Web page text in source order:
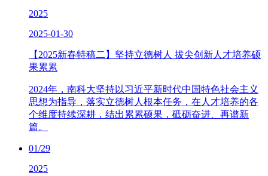
2025
2025-01-30
【2025新春特稿二】坚持立德树人 拔尖创新人才培养硕
果累累
2024年，南科大坚持以习近平新时代中国特色社会主义
思想为指导，落实立德树人根本任务，在人才培养的各
个维度持续深耕，结出累累硕果，砥砺奋进、再谱新
篇。
01/29
2025